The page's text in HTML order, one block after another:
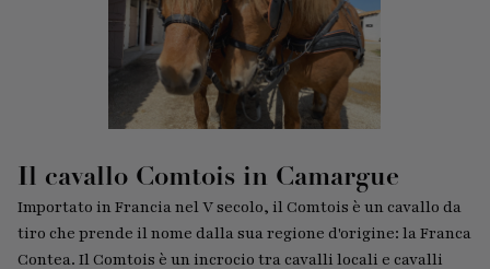
Il cavallo Comtois in Camargue
Importato in Francia nel V secolo, il Comtois è un cavallo da
tiro che prende il nome dalla sua regione d'origine: la Franca
Contea. Il Comtois è un incrocio tra cavalli locali e cavalli